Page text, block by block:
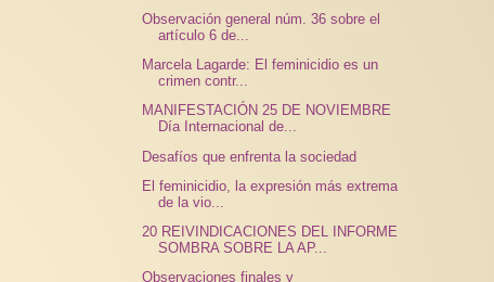
Observación general núm. 36 sobre el
artículo 6 de...
Marcela Lagarde: El feminicidio es un
crimen contr...
MANIFESTACIÓN 25 DE NOVIEMBRE
Día Internacional de...
Desafíos que enfrenta la sociedad
El feminicidio, la expresión más extrema
de la vio...
20 REIVINDICACIONES DEL INFORME
SOMBRA SOBRE LA AP...
Observaciones finales y